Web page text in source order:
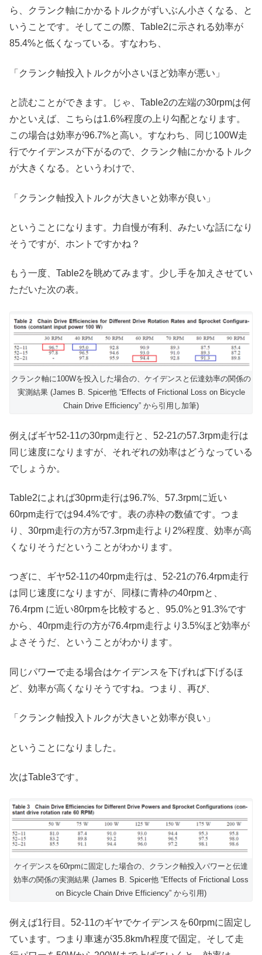
ら、クランク軸にかかるトルクがずいぶん小さくなる、と
いうことです。そしてこの際、Table2に示される効率が
85.4%と低くなっている。すなわち、
「クランク軸投入トルクが小さいほど効率が悪い」
と読むことができます。じゃ、Table2の左端の30rpmは何
かといえば、こちらは1.6%程度の上り勾配となります。
この場合は効率が96.7%と高い。すなわち、同じ100W走
行でケイデンスが下がるので、クランク軸にかかるトルク
が大きくなる。というわけで、
「クランク軸投入トルクが大きいと効率が良い」
ということになります。力自慢が有利、みたいな話になり
そうですが、ホントですかね？
もう一度、Table2を眺めてみます。少し手を加えさせてい
ただいた次の表。
クランク軸に100Wを投入した場合の、ケイデンスと伝達効率の関係の
実測結果 (James B. Spicer他 “Effects of Frictional Loss on Bicycle
Chain Drive Efficiency” から引用し加筆)
例えばギヤ52-11の30rpm走行と、52-21の57.3rpm走行は
同じ速度になりますが、それぞれの効率はどうなっている
でしょうか。
Table2によれば30prm走行は96.7%、57.3rpmに近い
60rpm走行では94.4%です。表の赤枠の数値です。つま
り、30rpm走行の方が57.3rpm走行より2%程度、効率が高
くなりそうだということがわかります。
つぎに、ギヤ52-11の40rpm走行は、52-21の76.4rpm走行
は同じ速度になりますが、同様に青枠の40rpmと、
76.4rpm に近い80rpmを比較すると、95.0%と91.3%です
から、40rpm走行の方が76.4rpm走行より3.5%ほど効率が
よさそうだ、ということがわかります。
同じパワーで走る場合はケイデンスを下げれば下げるほ
ど、効率が高くなりそうですね。つまり、再び、
「クランク軸投入トルクが大きいと効率が良い」
ということになりました。
次はTable3です。
ケイデンスを60rpmに固定した場合の、クランク軸投入パワーと伝達
効率の関係の実測結果 (James B. Spicer他 “Effects of Frictional Loss
on Bicycle Chain Drive Efficiency” から引用)
例えば1行目。52-11のギヤでケイデンスを60rpmに固定し
ています。つまり車速が35.8km/h程度で固定。そして走